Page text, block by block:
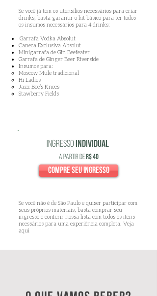
Se você já tem os utensílios necessários para criar
drinks, basta garantir o kit básico para ter todos
os insumos necessários para 4 drinks:
Garrafa Vodka Absolut
Caneca Exclusiva Absolut
Minigarrafa de Gin Beefeater
Garrafa de Ginger Beer Riverside
Insumos para:
Moscow Mule tradicional
Hi Ladies
Jazz Bee’s Knees
Stawberry Fields
ingresso individual
a partir deR$ 40
compre seu ingresso
Se você não é de São Paulo e quiser participar com
seus próprios materiais, basta comprar seu
ingresso e conferir nossa lista com todos os itens
ncessários para uma experiência completa. Veja
aqui